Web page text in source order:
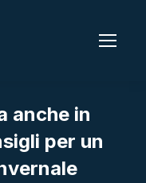
anche in
per un